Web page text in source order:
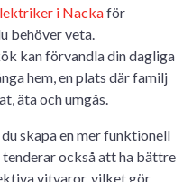
i Nackaför
behöver veta.
kan förvandla din dagliga
hem, en plats där familj
äta och umgås.
skapa en mer funktionell
också att ha bättre
vitvaror, vilket gör